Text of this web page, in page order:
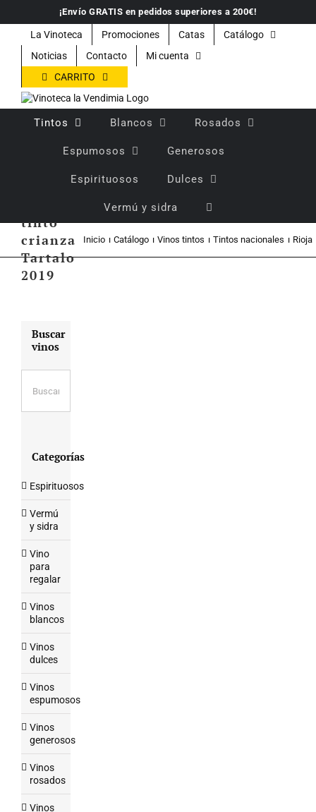
contenido
¡Envío GRATIS en pedidos superiores a 200€!
La Vinoteca Promociones Catas
Catálogo
Noticias
Contacto
Mi cuenta
CARRITO
Tintos Blancos Rosados
Espumosos Generosos
Espirituosos Dulces
Vermú y sidra
tinto
crianza
Tartalo
2019
Inicio Catálogo Vinos tintos Tintos nacionales Rioja
Buscar
vinos
Categorías
Espirituosos
Vermú
y sidra
Vino
para
regalar
Vinos
blancos
Vinos
dulces
Vinos
espumosos
Vinos
generosos
Vinos
rosados
Vinos